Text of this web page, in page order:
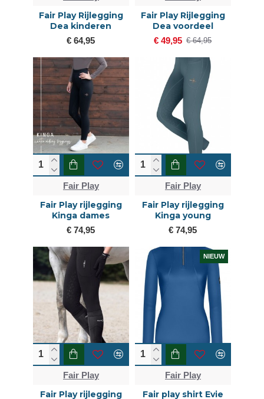
Fair Play Rijlegging
Dea kinderen
€ 64,95
Fair Play Rijlegging
Dea voordeel
€ 49,95 € 64,95
Fair Play
Fair Play rijlegging
Kinga dames
€ 74,95
Fair Play
Fair Play rijlegging
Kinga young
€ 74,95
Fair Play
Fair Play rijlegging
NIEUW
Fair Play
Fair play shirt Evie